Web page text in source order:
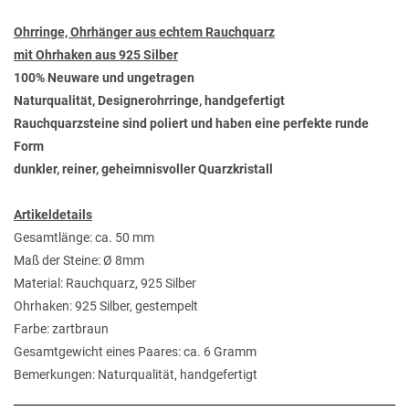
Ohrringe, Ohrhänger aus echtem Rauchquarz
mit Ohrhaken aus 925 Silber
100% Neuware und ungetragen
Naturqualität, Designerohrringe, handgefertigt
Rauchquarzsteine sind poliert und haben eine perfekte runde
Form
dunkler, reiner, geheimnisvoller Quarzkristall
Artikeldetails
Gesamtlänge: ca. 50 mm
Maß der Steine: Ø 8mm
Material: Rauchquarz, 925 Silber
Ohrhaken: 925 Silber, gestempelt
Farbe: zartbraun
Gesamtgewicht eines Paares: ca. 6 Gramm
Bemerkungen: Naturqualität, handgefertigt